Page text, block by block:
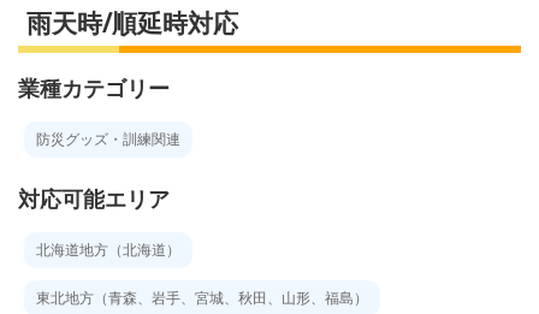
雨天時/順延時対応
業種カテゴリー
防災グッズ・訓練関連
対応可能エリア
北海道地方（北海道）
東北地方（青森、岩手、宮城、秋田、山形、福島）